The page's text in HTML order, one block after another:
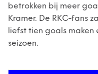
betrokken bij meer
Kramer. De RKC-fans
liefst tien goals maken
seizoen.